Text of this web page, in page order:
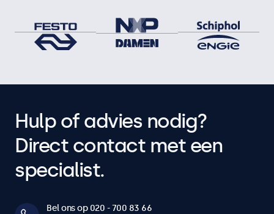
Hulp of advies nodig?
Direct contact met een
specialist.
Bel ons op 020 - 700 83 66